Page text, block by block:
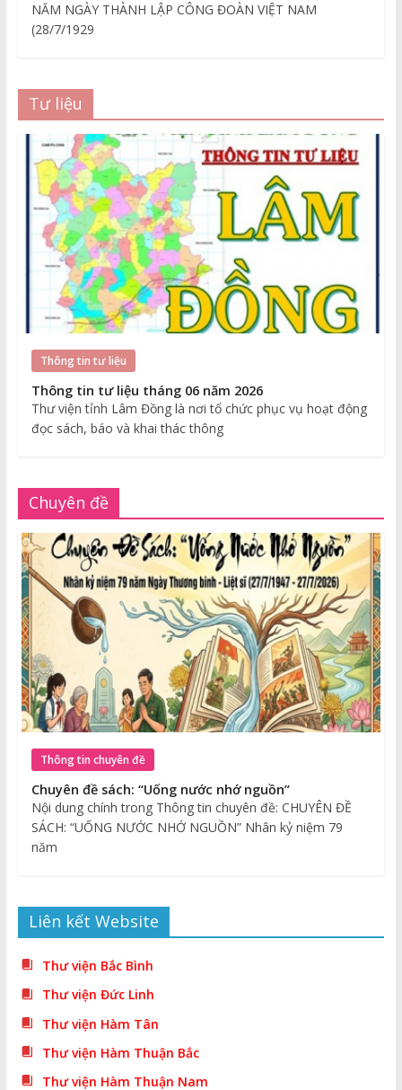
NĂM NGÀY THÀNH LẬP CÔNG ĐOÀN VIỆT NAM
(28/7/1929
Tư liệu
Thông tin tư liệu
Thông tin tư liệu tháng 06 năm 2026
Thư viện tỉnh Lâm Đồng là nơi tổ chức phục vụ hoạt động
đọc sách, báo và khai thác thông
Chuyên đề
Thông tin chuyên đề
Chuyên đề sách: “Uống nước nhớ nguồn”
Nội dung chính trong Thông tin chuyên đề: CHUYÊN ĐỀ
SÁCH: “UỐNG NƯỚC NHỚ NGUỒN” Nhân kỷ niệm 79
năm
Liên kết Website
Thư viện Bắc Bình
Thư viện Đức Linh
Thư viện Hàm Tân
Thư viện Hàm Thuận Bắc
Thư viện Hàm Thuận Nam